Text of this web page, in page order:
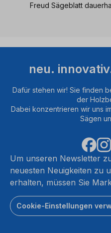
Freud Sägeblatt
neu.
Dafür stehen wir! Sie finden
der
Dabei konzentrieren wir uns
Sägen
Um unseren Newsletter
neuesten Neuigkeiten zu
erhalten, müssen Sie
Cookie-Einstellungen